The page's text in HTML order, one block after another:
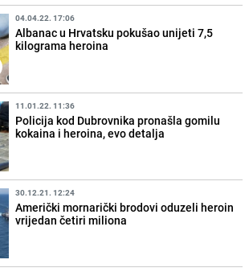
04.04.22. 17:06
Albanac u Hrvatsku pokušao unijeti 7,5
kilograma heroina
11.01.22. 11:36
Policija kod Dubrovnika pronašla gomilu
kokaina i heroina, evo detalja
30.12.21. 12:24
Američki mornarički brodovi oduzeli heroin
vrijedan četiri miliona